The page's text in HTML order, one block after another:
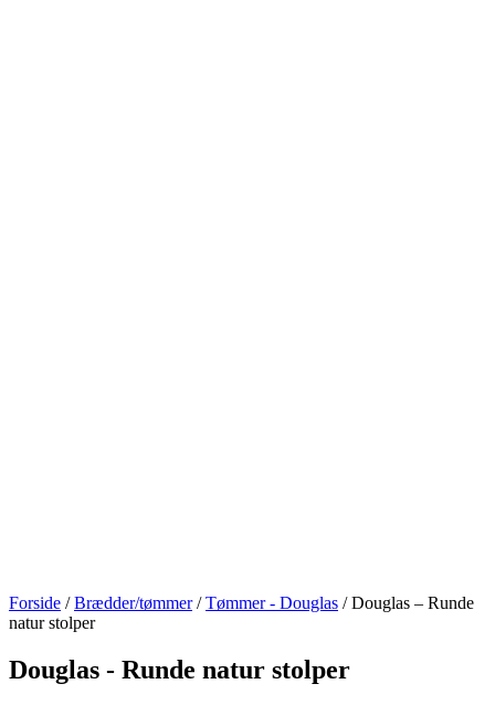
Forside /Brædder/tømmer/Tømmer - Douglas / Douglas – Runde
natur stolper
Douglas - Runde natur stolper